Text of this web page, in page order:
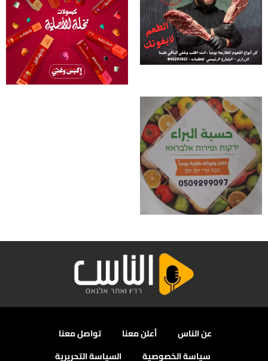
عن الناس أعلن معنا
تواصل معنا
سياسة الخصوصية
السياسة التحريرية